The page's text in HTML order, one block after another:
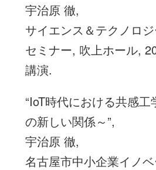
宇治原 徹,
サイエンス＆テクノロ
セミナー, 吹上ホール,
講演.
“IoT時代における共感
の新しい関係～”,
宇治原 徹,
名古屋市中小企業イノ